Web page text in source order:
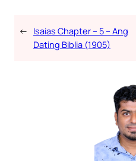
← Isaias Chapter – 5 – Ang
Dating Biblia (1905)